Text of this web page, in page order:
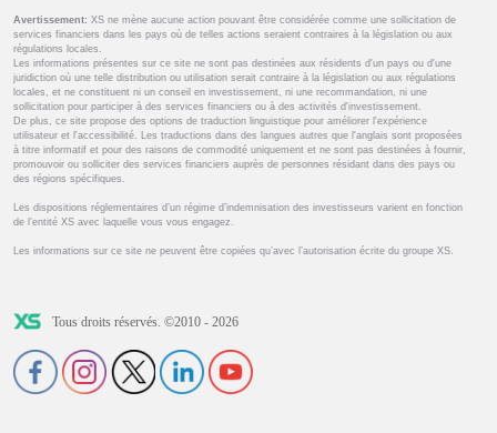
Avertissement: XS ne mène aucune action pouvant être considérée comme une sollicitation de
services financiers dans les pays où de telles actions seraient contraires à la législation ou aux
régulations locales.
Les informations présentes sur ce site ne sont pas destinées aux résidents d'un pays ou d'une
juridiction où une telle distribution ou utilisation serait contraire à la législation ou aux régulations
locales, et ne constituent ni un conseil en investissement, ni une recommandation, ni une
sollicitation pour participer à des services financiers ou à des activités d'investissement.
De plus, ce site propose des options de traduction linguistique pour améliorer l'expérience
utilisateur et l'accessibilité. Les traductions dans des langues autres que l'anglais sont proposées
à titre informatif et pour des raisons de commodité uniquement et ne sont pas destinées à fournir,
promouvoir ou solliciter des services financiers auprès de personnes résidant dans des pays ou
des régions spécifiques.
Les dispositions réglementaires d’un régime d’indemnisation des investisseurs varient en fonction
de l’entité XS avec laquelle vous vous engagez.
Les informations sur ce site ne peuvent être copiées qu’avec l’autorisation écrite du groupe XS.
Tous droits réservés. ©2010 - 2026